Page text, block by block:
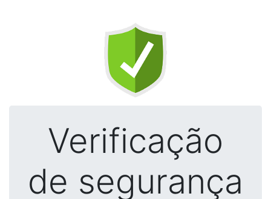
Verificação
de segurança